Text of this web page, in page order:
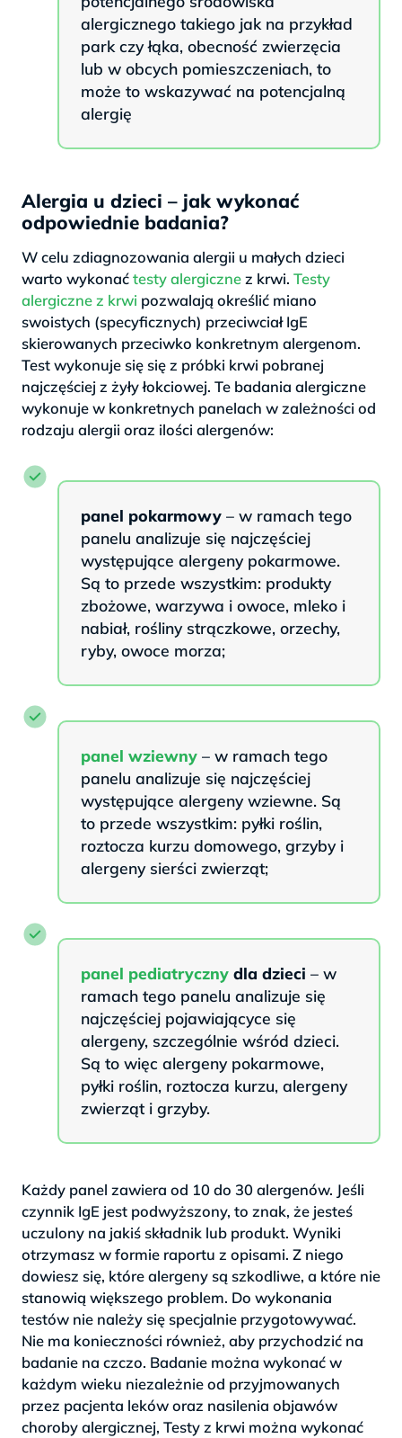
alergicznego takiego jak na przykład
park czy łąka, obecność zwierzęcia
lub w obcych pomieszczeniach, to
może to wskazywać na potencjalną
alergię
Alergia u dzieci – jak wykonać
odpowiednie badania?
W celu zdiagnozowania alergii u małych dzieci
warto wykonaćtesty alergicznez krwi. Testy
alergiczne z krwi pozwalają określić miano
swoistych (specyficznych) przeciwciał IgE
skierowanych przeciwko konkretnym alergenom.
Test wykonuje się się z próbki krwi pobranej
najczęściej z żyły łokciowej. Te badania alergiczne
wykonuje w konkretnych panelach w zależności od
rodzaju alergii oraz ilości alergenów:
panel pokarmowy – w ramach tego
panelu analizuje się najczęściej
występujące alergeny pokarmowe.
Są to przede wszystkim: produkty
zbożowe, warzywa i owoce, mleko i
nabiał, rośliny strączkowe, orzechy,
ryby, owoce morza;
panel wziewny – w ramach tego
panelu analizuje się najczęściej
występujące alergeny wziewne. Są
to przede wszystkim: pyłki roślin,
roztocza kurzu domowego, grzyby i
alergeny sierści zwierząt;
panel pediatryczny dla dzieci – w
ramach tego panelu analizuje się
najczęściej pojawiającyce się
alergeny, szczególnie wśród dzieci.
Są to więc alergeny pokarmowe,
pyłki roślin, roztocza kurzu, alergeny
zwierząt i grzyby.
Każdy panel zawiera od 10 do 30 alergenów. Jeśli
czynnik IgE jest podwyższony, to znak, że jesteś
uczulony na jakiś składnik lub produkt. Wyniki
otrzymasz w formie raportu z opisami. Z niego
dowiesz się, które alergeny są szkodliwe, a które nie
stanowią większego problem. Do wykonania
testów nie należy się specjalnie przygotowywać.
Nie ma konieczności również, aby przychodzić na
badanie na czczo. Badanie można wykonać w
każdym wieku niezależnie od przyjmowanych
przez pacjenta leków oraz nasilenia objawów
choroby alergicznej, Testy z krwi można wykonać